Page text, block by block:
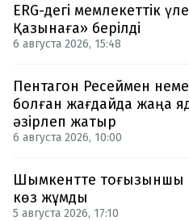
ERG-дегі мемлекеттік
Қазынаға» берілді
6 августа 2026, 15:48
Пентагон Ресеймен
болған жағдайда жаңа
әзірлеп жатыр
6 августа 2026, 10:00
Шымкентте тоғызыншы
көз жұмды
5 августа 2026, 17:10